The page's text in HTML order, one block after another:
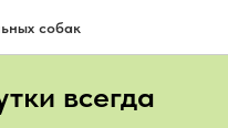
собак
всегда